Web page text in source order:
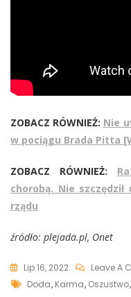
ZOBACZ RÓWNIEŻ: Nie
w pociągu Brada Pitta
ZOBACZ RÓWNIEŻ:
chorobą. Nie
rządu
źródło: plejada.pl, Onet
Lip 16, 2022 Leave A
Tags
Doda, Karma, Oszustwo,